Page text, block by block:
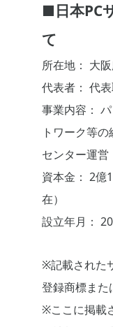
■日本PC
て
所在地： 大
代表者： 代
事業内容：
トワーク等
センター運営
資本金： 2億
在）
設立年月：
※記載された
登録商標また
※ここに掲載